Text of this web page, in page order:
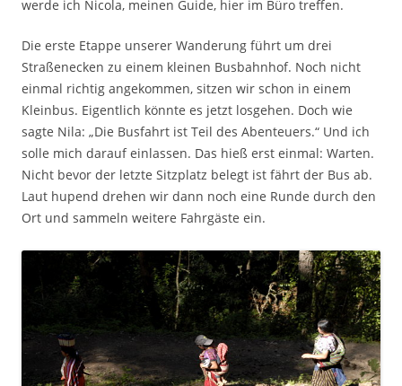
werde ich Nicola, meinen Guide, hier im Büro treffen.
Die erste Etappe unserer Wanderung führt um drei
Straßenecken zu einem kleinen Busbahnhof. Noch nicht
einmal richtig angekommen, sitzen wir schon in einem
Kleinbus. Eigentlich könnte es jetzt losgehen. Doch wie
sagte Nila: „Die Busfahrt ist Teil des Abenteuers.“ Und ich
solle mich darauf einlassen. Das hieß erst einmal: Warten.
Nicht bevor der letzte Sitzplatz belegt ist fährt der Bus ab.
Laut hupend drehen wir dann noch eine Runde durch den
Ort und sammeln weitere Fahrgäste ein.